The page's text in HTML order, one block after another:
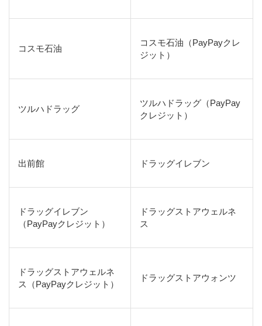
コスモ石油
コスモ石油（PayPayクレ
ジット）
ツルハドラッグ
ツルハドラッグ（PayPay
クレジット）
出前館 ドラッグイレブン
ドラッグイレブン
（PayPayクレジット）
ドラッグストアウェルネ
ス
ドラッグストアウェルネ
ス（PayPayクレジット）
ドラッグストアウォンツ